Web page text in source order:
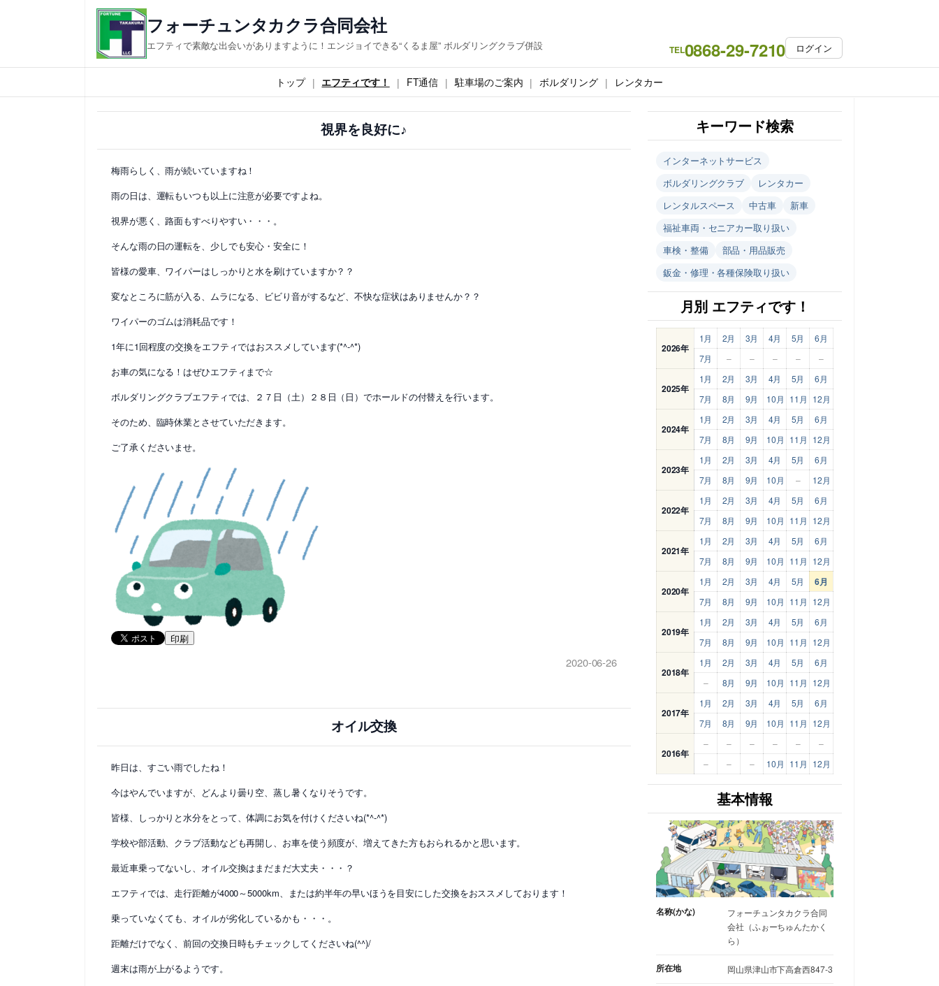
ス
キ
フォーチュンタカクラ合同会社
エフティで素敵な出会いがありますように！エンジョイできる“くるま屋” ボルダリングクラブ併設 TEL0868-29-7210 ログイン
トップ エフティです！ FT通信 駐車場のご案内 ボルダリング レンタカー
視界を良好に♪
梅雨らしく、雨が続いていますね！
雨の日は、運転もいつも以上に注意が必要ですよね。
視界が悪く、路面もすべりやすい・・・。
そんな雨の日の運転を、少しでも安心・安全に！
皆様の愛車、ワイパーはしっかりと水を刷けていますか？？
変なところに筋が入る、ムラになる、ビビり音がするなど、不快な症状はありませんか？？
ワイパーのゴムは消耗品です！
1年に1回程度の交換をエフティではおススメしています(*^-^*)
お車の気になる！はぜひエフティまで☆
ボルダリングクラブエフティでは、２７日（土）２８日（日）でホールドの付替えを行います。
そのため、臨時休業とさせていただきます。
ご了承くださいませ。
印刷
2020-06-26
オイル交換
昨日は、すごい雨でしたね！
今はやんでいますが、どんより曇り空、蒸し暑くなりそうです。
皆様、しっかりと水分をとって、体調にお気を付けくださいね(*^-^*)
学校や部活動、クラブ活動なども再開し、お車を使う頻度が、増えてきた方もおられるかと思います。
最近車乗ってないし、オイル交換はまだまだ大丈夫・・・？
エフティでは、走行距離が4000～5000km、または約半年の早いほうを目安にした交換をおススメしております！
乗っていなくても、オイルが劣化しているかも・・・。
距離だけでなく、前回の交換日時もチェックしてくださいね(^^)/
週末は雨が上がるようです。
キーワード検索
インターネットサービス
ボルダリングクラブ
レンタカー
レンタルスペース
中古車
新車
福祉車両・セニアカー取り扱い
車検・整備
部品・用品販売
鈑金・修理・各種保険取り扱い
月別 エフティです！
2026年
1月 2月 3月 4月 5月
6月
7月
– – – – –
2025年
1月 2月 3月 4月 5月
6月
7月
8月 9月 10月 11月 12月
2024年
1月 2月 3月 4月 5月
6月
7月
8月 9月 10月 11月 12月
2023年
1月 2月 3月 4月 5月
6月
7月
8月 9月 10月 – 12月
2022年
1月 2月 3月 4月 5月
6月
7月
8月 9月 10月 11月 12月
2021年
1月 2月 3月 4月 5月
6月
7月
8月 9月 10月 11月 12月
2020年
1月 2月 3月 4月 5月 6月
7月 8月 9月 10月 11月 12月
2019年
1月 2月 3月 4月 5月
6月
7月
8月 9月 10月 11月 12月
2018年
1月 2月 3月 4月 5月
6月
–
8月 9月 10月 11月 12月
2017年
1月 2月 3月 4月 5月
6月
7月
8月 9月 10月 11月 12月
2016年
– – – – –
–
–
– – 10月 11月 12月
基本情報
名称(かな)
フォーチュンタカクラ合同
会社（ふぉーちゅんたかく
ら）
所在地 岡山県津山市下高倉西847-3